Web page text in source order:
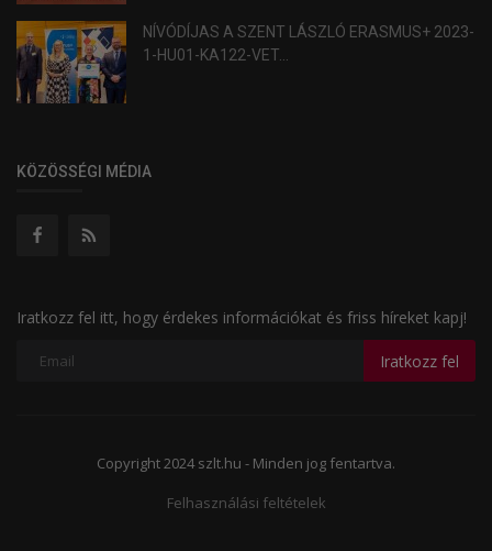
NÍVÓDÍJAS A SZENT LÁSZLÓ ERASMUS+ 2023-
1-HU01-KA122-VET...
KÖZÖSSÉGI MÉDIA
Iratkozz fel itt, hogy érdekes információkat és friss híreket kapj!
Iratkozz fel
Copyright 2024 szlt.hu - Minden jog fentartva.
Felhasználási feltételek